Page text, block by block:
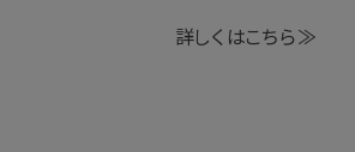
詳しくはこちら ≫